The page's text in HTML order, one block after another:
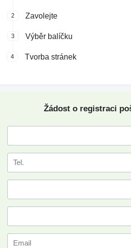
2 Zavolejte
3 Výběr balíčku
4 Tvorba stránek
Žádost o registraci